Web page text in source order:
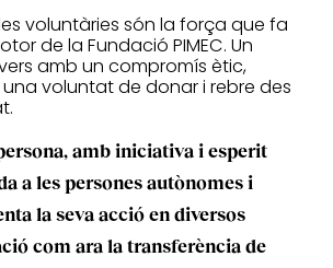
voluntàries són la força que fa
de la Fundació PIMEC. Un
amb un compromís ètic,
voluntat de donar i rebre des
amb iniciativa i esperit
a les persones autònomes i
la seva acció en diversos
com ara la transferència de